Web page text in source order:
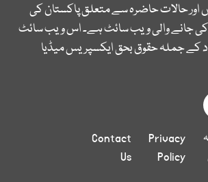
اور حالات حاضرہ سے متعلق پاکستان کی
جانے والی ویب سائٹ ہے۔ اس ویب سائٹ
کے جملہ حقوق بحق ایکسپریس میڈیا
Privacy
Policy
Contact
Us